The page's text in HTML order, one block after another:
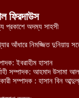
ফিরদাউস
প্রকাশে অদম্য সাহসী
আঁধারে নিমজ্জিত দুনিয়ায়
ইবরাহীম হাসান
সম্পাদক: আহমাদ উসামা আল-
সম্পাদক : হাসান বিন